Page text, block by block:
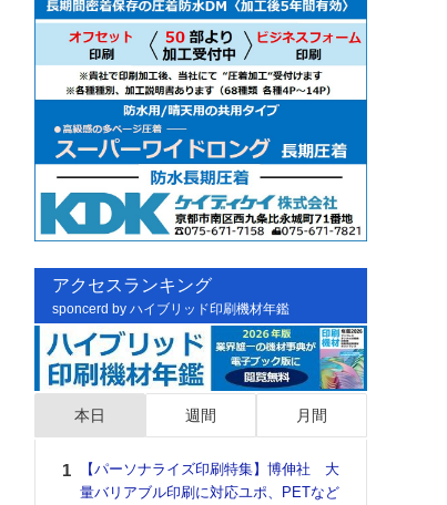
アクセスランキング
sponcerd by ハイブリッド印刷機材年鑑
本日 週間 月間
【パーソナライズ印刷特集】博伸社 大
量バリアブル印刷に対応ユポ、PETなど